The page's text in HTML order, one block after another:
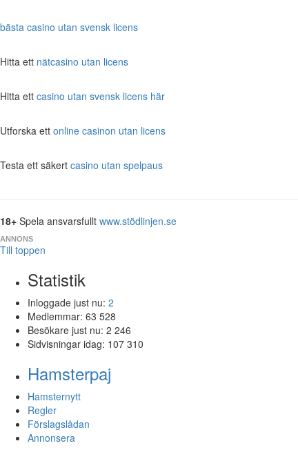
bästa casino utan svensk licens
Hitta ett nätcasino utan licens
Hitta ett casino utan svensk licens här
Utforska ett online casinon utan licens
Testa ett säkert casino utan spelpaus
18+ Spela ansvarsfullt www.stödlinjen.se
ANNONS
Till toppen
Statistik
Inloggade just nu: 2
Medlemmar: 63 528
Besökare just nu: 2 246
Sidvisningar idag: 107 310
Hamsterpaj
Hamsternytt
Regler
Förslagslådan
Annonsera